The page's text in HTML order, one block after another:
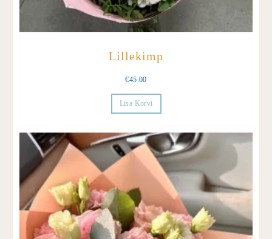
Lillekimp
€45.00
Lisa Korvi